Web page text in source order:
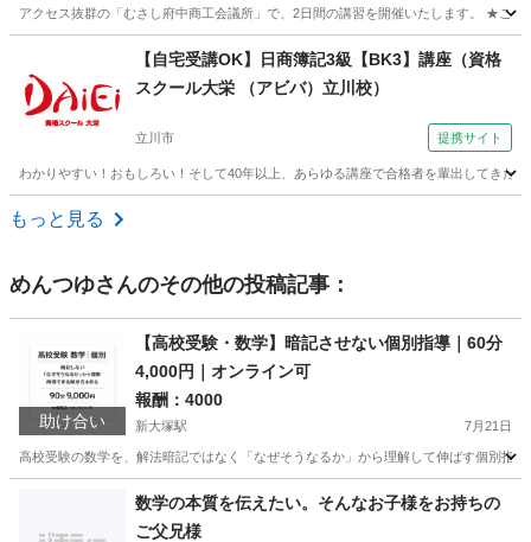
アクセス抜群の「むさし府中商工会議所」で、2日間の講習を開催いたします。 ★こ
東府中駅 資格 個人事業主
【自宅受講OK】日商簿記3級【BK3】講座（資格
スクール大栄 （アビバ）立川校）
立川市 提携サイト
わかりやすい！おもしろい！そして40年以上、あらゆる講座で合格者を輩出してきた
東京 立川市
もっと見る
めんつゆさんのその他の投稿記事：
助け合い
【高校受験・数学】暗記させない個別指導｜60分
4,000円｜オンライン可
報酬：4000
新大塚駅 7月21日
高校受験の数学を、解法暗記ではなく「なぜそうなるか」から理解して伸ばす個別指
新大塚駅 教えたい 数学
数学の本質を伝えたい。そんなお子様をお持ちの
ご父兄様